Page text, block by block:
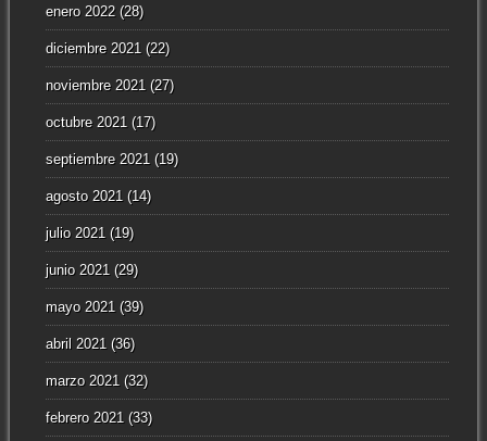
enero 2022(28)
diciembre 2021(22)
noviembre 2021(27)
octubre 2021(17)
septiembre 2021(19)
agosto 2021(14)
julio 2021(19)
junio 2021(29)
mayo 2021(39)
abril 2021(36)
marzo 2021(32)
febrero 2021(33)